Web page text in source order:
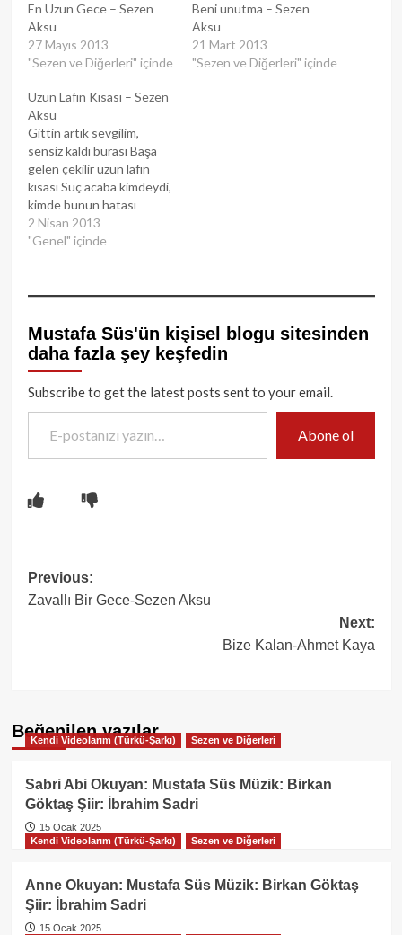
En Uzun Gece – Sezen
Aksu
27 Mayıs 2013
"Sezen ve Diğerleri" içinde
Beni unutma – Sezen
Aksu
21 Mart 2013
"Sezen ve Diğerleri" içinde
Uzun Lafın Kısası – Sezen
Aksu
Gittin artık sevgilim,
sensiz kaldı burası Başa
gelen çekilir uzun lafın
kısası Suç acaba kimdeydi,
kimde bunun hatası
Bekleyen bir gün anlar
uzun lafın kısası İnsan
gidenin ardından gece
hüzünle doldu, bana kaldı
tasası Dünya birden
karardı uzun lafın kısası
Eğer…
2 Nisan 2013
"Genel" içinde
Mustafa Süs'ün kişisel blogu sitesinden
daha fazla şey keşfedin
Subscribe to get the latest posts sent to your email.
E-postanızı yazın…
Abone ol
Post
navigation
Previous:
Zavallı Bir Gece-Sezen Aksu
Next:
Bize Kalan-Ahmet Kaya
Beğenilen yazılar
Kendi Videolarım (Türkü-Şarkı) Sezen ve Diğerleri
Sabri Abi Okuyan: Mustafa Süs Müzik: Birkan
Göktaş Şiir: İbrahim Sadri
15 Ocak 2025
Kendi Videolarım (Türkü-Şarkı)
Sezen ve Diğerleri
Anne Okuyan: Mustafa Süs Müzik: Birkan Göktaş
Şiir: İbrahim Sadri
15 Ocak 2025